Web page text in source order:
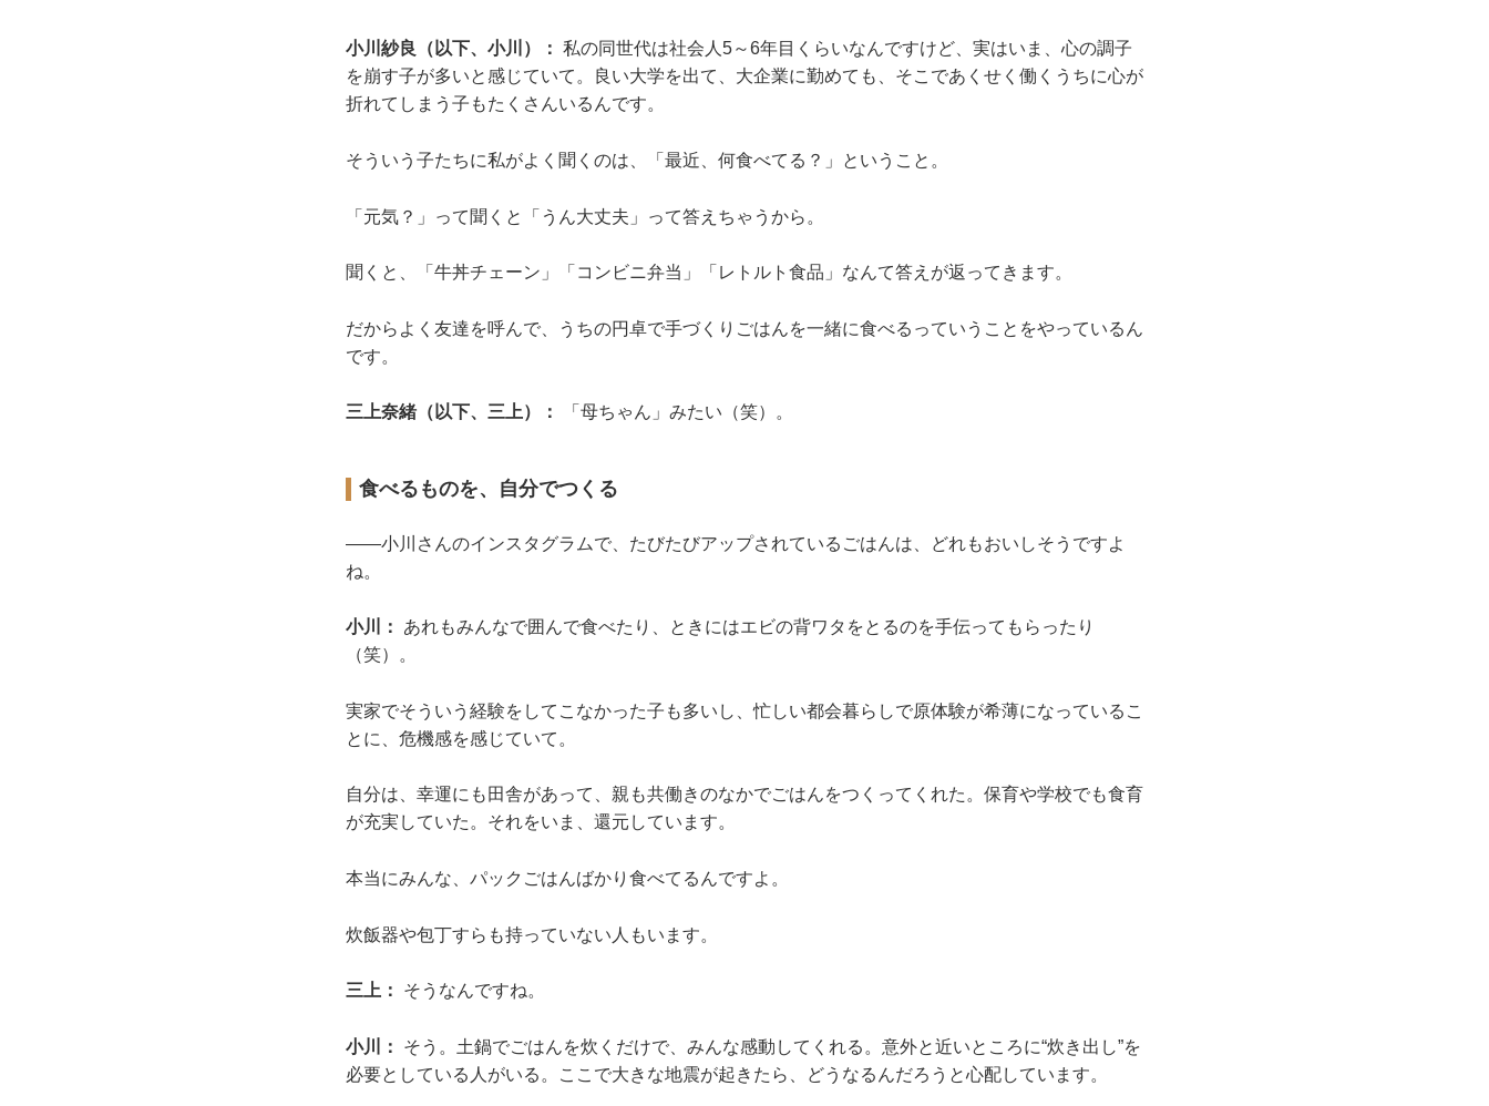
小川紗良（以下、小川）： 私の同世代は社会人5～6年目くらいなんですけど、実はいま、心の調子
を崩す子が多いと感じていて。良い大学を出て、大企業に勤めても、そこであくせく働くうちに心が
折れてしまう子もたくさんいるんです。
そういう子たちに私がよく聞くのは、「最近、何食べてる？」ということ。
「元気？」って聞くと「うん大丈夫」って答えちゃうから。
聞くと、「牛丼チェーン」「コンビニ弁当」「レトルト食品」なんて答えが返ってきます。
だからよく友達を呼んで、うちの円卓で手づくりごはんを一緒に食べるっていうことをやっているん
です。
三上奈緒（以下、三上）： 「母ちゃん」みたい（笑）。
食べるものを、自分でつくる
——小川さんのインスタグラムで、たびたびアップされているごはんは、どれもおいしそうですよ
ね。
小川：
あれもみんなで囲んで食べたり、ときにはエビの背ワタをとるのを手伝ってもらったり
（笑）。
実家でそういう経験をしてこなかった子も多いし、忙しい都会暮らしで原体験が希薄になっているこ
とに、危機感を感じていて。
自分は、幸運にも田舎があって、親も共働きのなかでごはんをつくってくれた。保育や学校でも食育
が充実していた。それをいま、還元しています。
本当にみんな、パックごはんばかり食べてるんですよ。
炊飯器や包丁すらも持っていない人もいます。
三上： そうなんですね。
小川：
そう。土鍋でごはんを炊くだけで、みんな感動してくれる。意外と近いところに“炊き出し”を
必要としている人がいる。ここで大きな地震が起きたら、どうなるんだろうと心配しています。